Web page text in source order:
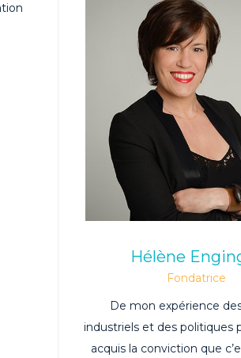
Hélène
Fondatrice
De mon expérience
industriels et des politiques
acquis la conviction que